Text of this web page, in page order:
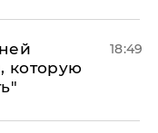
которую
18:49